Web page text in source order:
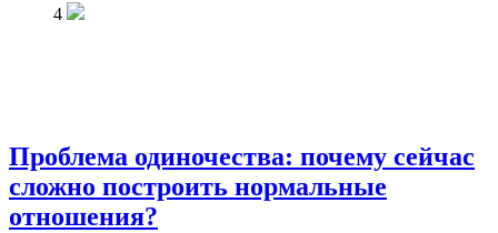
4
Проблема одиночества: почему сейчас
сложно построить нормальные
отношения?